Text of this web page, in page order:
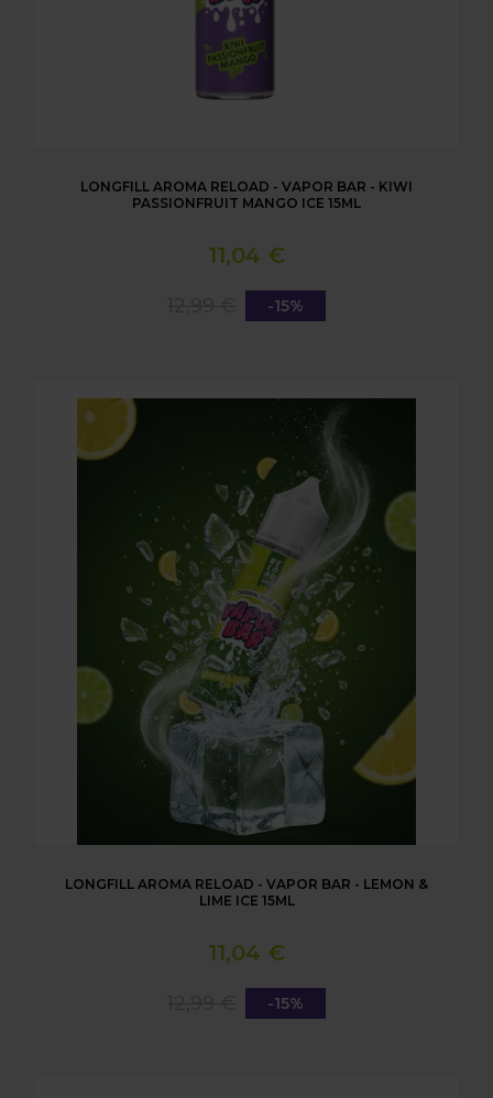
LONGFILL AROMA RELOAD - VAPOR BAR - KIWI
PASSIONFRUIT MANGO ICE 15ML
11,04 €
-15%
LONGFILL AROMA RELOAD - VAPOR BAR - LEMON &
LIME ICE 15ML
11,04 €
-15%